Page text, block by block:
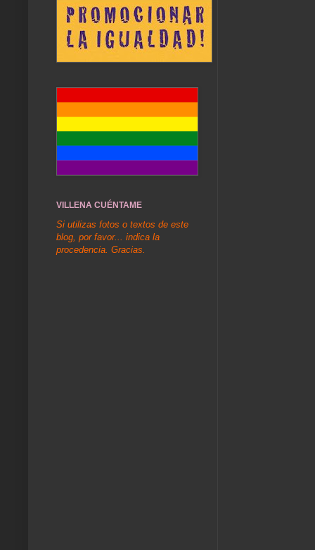
VILLENA CUÉNTAME
Si utilizas fotos o textos de este
blog, por favor... indica la
procedencia. Gracias.